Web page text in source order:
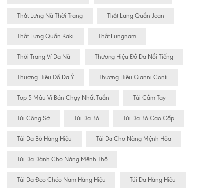
Thắt Lưng Nữ Thời Trang Thắt Lưng Quần Jean
Thắt Lưng Quần Kaki Thắt Lưngnam
Thời Trang Ví Da Nữ Thương Hiệu Đồ Da Nổi Tiếng
Thương Hiệu Đồ Da Ý Thương Hiệu Gianni Conti
Top 5 Mẫu Ví Bán Chạy Nhất Tuần Túi Cầm Tay
Túi Công Sở Túi Da Bò Túi Da Bò Cao Cấp
Túi Da Bò Hàng Hiệu Túi Da Cho Nàng Mệnh Hỏa
Túi Da Dành Cho Nàng Mệnh Thổ
Túi Da Đeo Chéo Nam Hàng Hiệu Túi Da Hàng Hiêu